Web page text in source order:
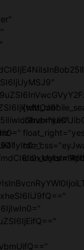
inline="yes"